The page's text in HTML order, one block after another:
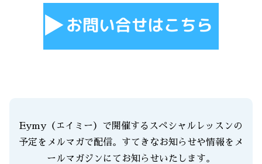
Eymy（エイミー）で開催するスペシャルレッスンの
予定をメルマガで配信。すてきなお知らせや情報をメ
ールマガジンにてお知らせいたします。